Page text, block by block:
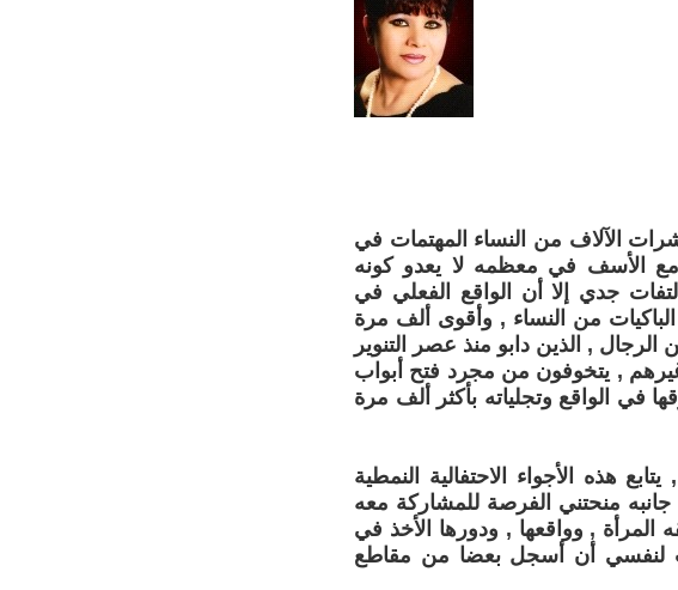
الآلاف من النساء المهتمات في
مع الأسف في معظمه لا يعدو كونه
جدي إلا أن الواقع الفعلي في
من النساء , وأقوى ألف مرة
, الذين دابو منذ عصر التنوير
, يتخوفون من مجرد فتح أبواب
في الواقع وتجلياته بأكثر ألف مرة
هذه الأجواء الاحتفالية النمطية
جانبه منحتني الفرصة للمشاركة معه
, وواقعها , ودورها الأخذ في
لنفسي أن أسجل بعضا من مقاطع